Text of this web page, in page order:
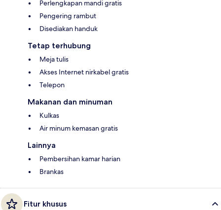
Perlengkapan mandi gratis
Pengering rambut
Disediakan handuk
Tetap terhubung
Meja tulis
Akses Internet nirkabel gratis
Telepon
Makanan dan minuman
Kulkas
Air minum kemasan gratis
Lainnya
Pembersihan kamar harian
Brankas
Fitur khusus